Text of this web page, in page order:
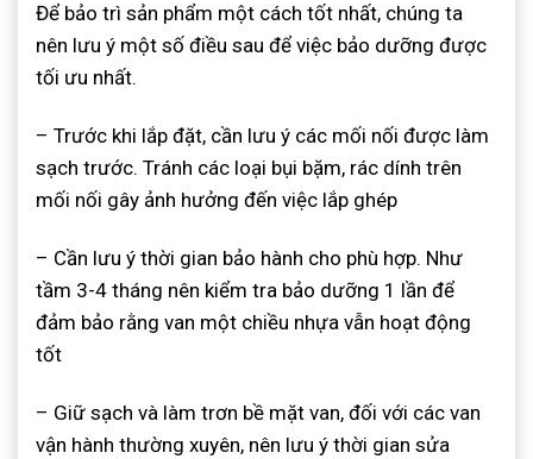
Để bảo trì sản phẩm một cách tốt nhất, chúng ta
nên lưu ý một số điều sau để việc bảo dưỡng được
tối ưu nhất.
– Trước khi lắp đặt, cần lưu ý các mối nối được làm
sạch trước. Tránh các loại bụi bặm, rác dính trên
mối nối gây ảnh hưởng đến việc lắp ghép
– Cần lưu ý thời gian bảo hành cho phù hợp. Như
tầm 3-4 tháng nên kiểm tra bảo dưỡng 1 lần để
đảm bảo rằng van một chiều nhựa vẫn hoạt động
tốt
– Giữ sạch và làm trơn bề mặt van, đối với các van
vận hành thường xuyên, nên lưu ý thời gian sửa